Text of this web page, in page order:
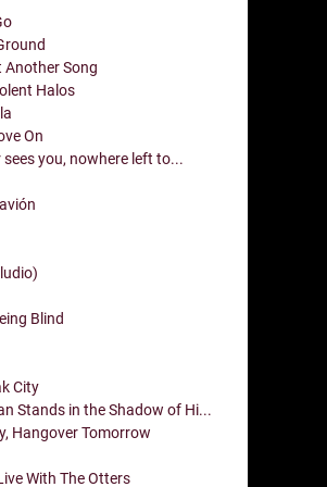
Song
Halos
On
sees you, nowhere left to...
Blind
City
Stands in the Shadow of Hi...
Hangover Tomorrow
With The Otters